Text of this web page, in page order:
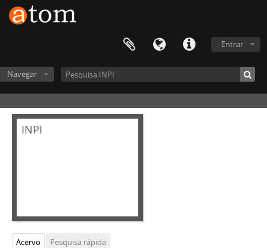
Entrar
Navegar
INPI
Acervo
Pesquisa rápida